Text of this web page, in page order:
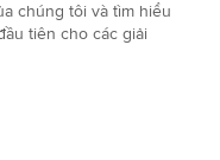
chúng tôi và tìm hiểu
tiên cho các giải